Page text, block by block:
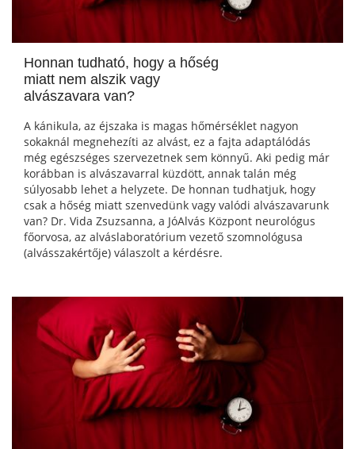
Honnan tudható, hogy a hőség
miatt nem alszik vagy
alvászavara van?
A kánikula, az éjszaka is magas hőmérséklet nagyon
sokaknál megnehezíti az alvást, ez a fajta adaptálódás
még egészséges szervezetnek sem könnyű. Aki pedig már
korábban is alvászavarral küzdött, annak talán még
súlyosabb lehet a helyzete. De honnan tudhatjuk, hogy
csak a hőség miatt szenvedünk vagy valódi alvászavarunk
van? Dr. Vida Zsuzsanna, a JóAlvás Központ neurológus
főorvosa, az alváslaboratórium vezető szomnológusa
(alvásszakértője) válaszolt a kérdésre.